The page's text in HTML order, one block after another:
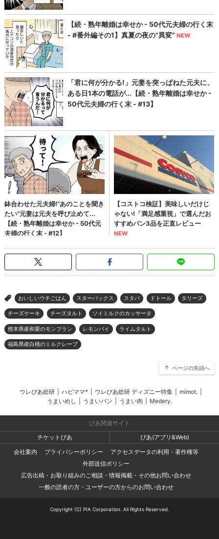
> おいしいウチごはん スターバックス スタバ ドトール タリーズ
チーズケーキ チーズタルト ソイミルクのカッサータ
熊本県産和栗のモンブラン レモンパイ ライムタルト
福島県産白桃のミルクレープ
ページの先頭へ
ウレぴあ総研 ハピママ* ウレぴあ総研 ディズニー特集 mimot.
うまいめし
うまいパン うまい肉 Medery.
ぴあ関連サイト
チケットぴあ
ぴあ(アプリ&Web)
会社案内
プライバシーポリシー
アクセスデータの利用・著作権等
外部送信ポリシー
広告出稿・お取り組みのご相談・情報掲載・その他お問い合わせ
一般の読者の方・ユーザーの方からのお問い合わせ
Copyright (C) PIA Corporation. All Rights Reserved.